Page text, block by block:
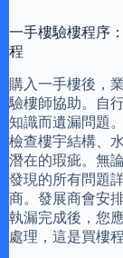
一手樓驗樓程序
程
購入一手樓後，
驗樓師協助。自
知識而遺漏問題
檢查樓宇結構、
潛在的瑕疵。無
發現的所有問題
商。發展商會安
執漏完成後，您
處理，這是買樓